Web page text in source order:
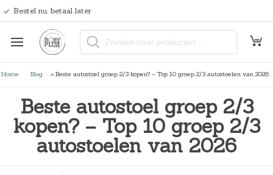
Bestel nu, betaal later
P
c
n
z
o
e
e
n
Home Blog » Beste autostoel groep 2/3 kopen? – Top 10 groep 2/3 autostoelen van 2026
Beste autostoel groep 2/3
kopen? – Top 10 groep 2/3
autostoelen van 2026